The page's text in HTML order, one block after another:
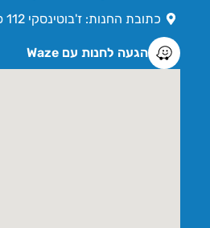
כתובת החנות: ז'בוטינסקי 112 פתח תקווה
הגעה לחנות עם Waze